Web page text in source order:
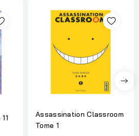
Assassination Classroom
Tome 1